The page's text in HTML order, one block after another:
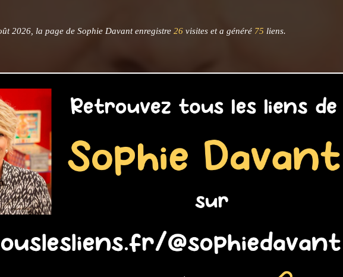
2026, la page de Sophie Davant enregistre 26 visites et a généré 75 liens.